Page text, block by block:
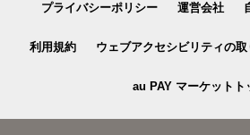
プライバシーポリシー 運営会社
利用規約 ウェブアクセシビリティの
au PAY マーケットト